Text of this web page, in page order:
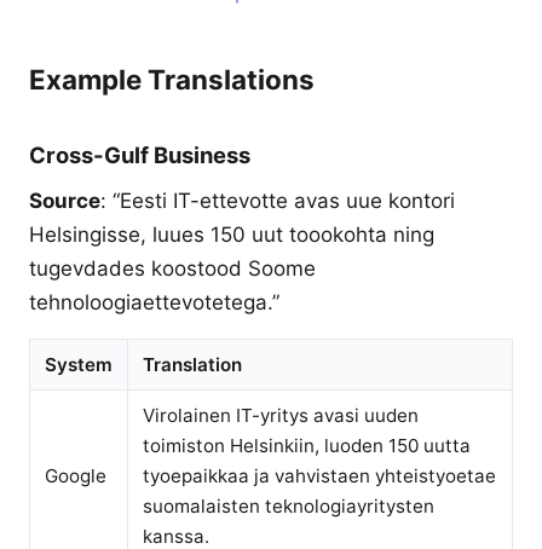
Example Translations
Cross-Gulf Business
Source: “Eesti IT-ettevotte avas uue kontori
Helsingisse, luues 150 uut toookohta ning
tugevdades koostood Soome
tehnoloogiaettevotetega.”
System Translation
Google
Virolainen IT-yritys avasi uuden
toimiston Helsinkiin, luoden 150 uutta
tyoepaikkaa ja vahvistaen yhteistyoetae
suomalaisten teknologiayritysten
kanssa.